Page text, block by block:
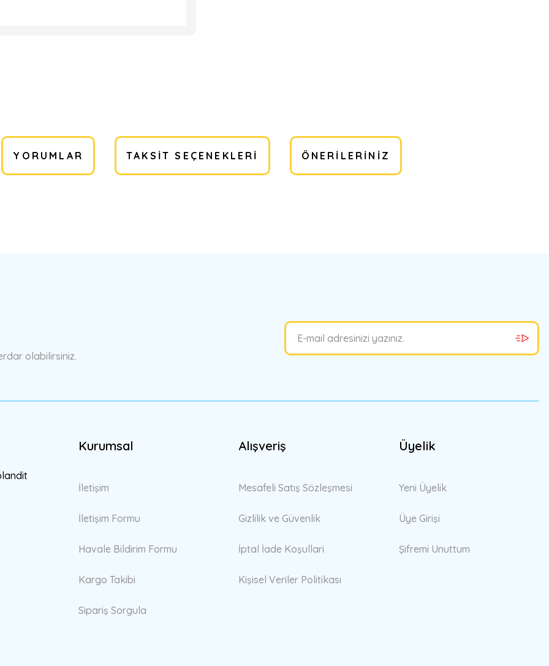
YORUMLAR TAKSIT SEÇENEKLERI ÖNERILERINIZ
olabilirsiniz.
Kurumsal
İletişim
İletişim Formu
Havale Bildirim Formu
Kargo Takibi
Sipariş Sorgula
Alışveriş
Mesafeli Satış Sözleşmesi
Gizlilik ve Güvenlik
İptal İade Koşullari
Kişisel Veriler Politikası
Üyelik
Yeni Üyelik
Üye Girişi
Şifremi Unuttum